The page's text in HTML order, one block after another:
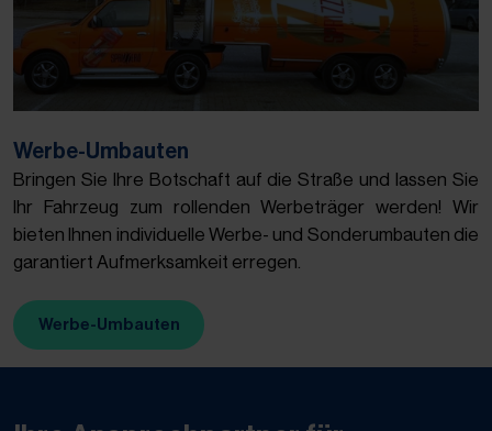
Werbe-Umbauten
Bringen Sie Ihre Botschaft auf die Straße und lassen Sie
Ihr Fahrzeug zum rollenden Werbeträger werden! Wir
bieten Ihnen individuelle Werbe- und Sonderumbauten die
garantiert Aufmerksamkeit erregen.
Werbe-Umbauten